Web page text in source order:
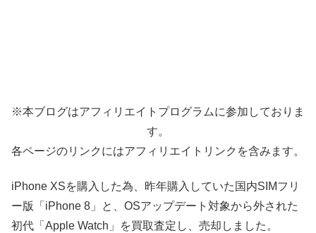
※本ブログはアフィリエイトプログラムに参加しておりま
す。
各ページのリンクにはアフィリエイトリンクを含みます。
iPhone XSを購入した為、昨年購入していた国内SIMフリ
ー版「iPhone 8」と、OSアップデート対象から外された
初代「Apple Watch」を買取査定し、売却しました。